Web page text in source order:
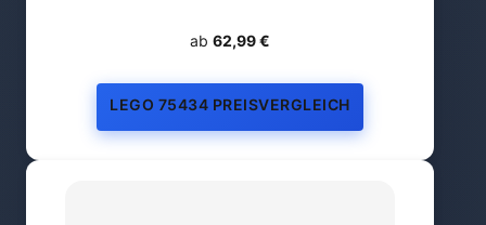
ab 62,99 €
LEGO 75434 PREISVERGLEICH